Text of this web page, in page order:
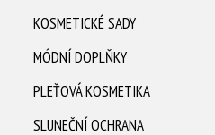
KOSMETICKÉ SADY
MÓDNÍ DOPLŇKY
PLEŤOVÁ KOSMETIKA
SLUNEČNÍ OCHRANA